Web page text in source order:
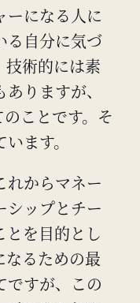
ーになる人に
る自分に気づ
技術的には素
りますが、
ことです。そ
ます。
れからマネー
シップとチー
とを目的とし
なるための最
ですが、この